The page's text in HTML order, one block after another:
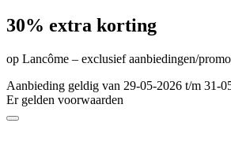
30% extra korting
op Lancôme – exclusief aanbiedingen/
Aanbieding geldig van 29-05-2026 t/m 31-
Er gelden voorwaarden